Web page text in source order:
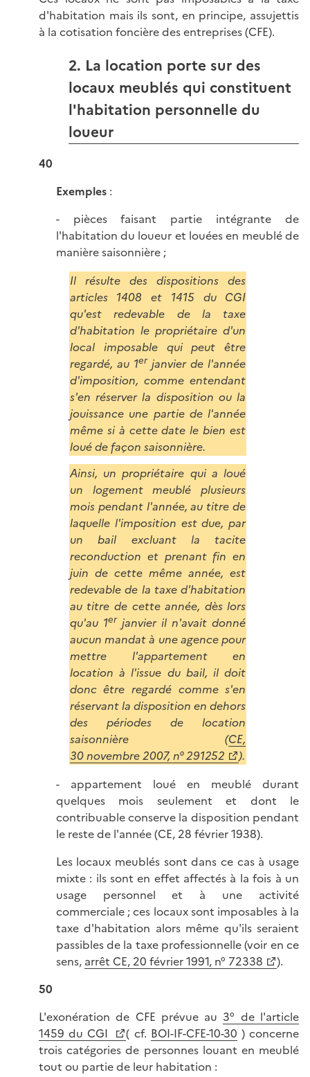
d'habitation mais ils sont, en principe, assujettis
à la cotisation foncière des entreprises (CFE).
2. La location porte sur des
locaux meublés qui constituent
l'habitation personnelle du
loueur
40
Exemples:
- pièces faisant partie intégrante de
l'habitation du loueur et louées en meublé de
manière saisonnière ;
Il résulte des dispositions des
articles 1408 et 1415 du CGI
qu'est redevable de la taxe
d'habitation le propriétaire d'un
local imposable qui peut être
regardé, au 1erjanvier de l'année
d'imposition, comme entendant
s'en réserver la disposition ou la
jouissance une partie de l'année
même si à cette date le bien est
loué de façon saisonnière.
Ainsi, un propriétaire qui a loué
un logement meublé plusieurs
mois pendant l'année, au titre de
laquelle l'imposition est due, par
un bail excluant la tacite
reconduction et prenant fin en
juin de cette même année, est
redevable de la taxe d'habitation
au titre de cette année, dès lors
qu'au 1erjanvier il n'avait donné
aucun mandat à une agence pour
mettre l'appartement en
location à l'issue du bail, il doit
donc être regardé comme s'en
réservant la disposition en dehors
des périodes de location
saisonnière (CE,
30 novembre 2007, n° 291252
).
- appartement loué en meublé durant
quelques mois seulement et dont le
contribuable conserve la disposition pendant
le reste de l'année (CE, 28 février 1938).
Les locaux meublés sont dans ce cas à usage
mixte : ils sont en effet affectés à la fois à un
usage personnel et à une activité
commerciale ; ces locaux sont imposables à la
taxe d'habitation alors même qu'ils seraient
passibles de la taxe professionnelle (voir en ce
sens, arrêt CE, 20 février 1991, n° 72338
).
50
L'exonération de CFE prévue au 3° de l'article
1459 du CGI
( cf. BOI-IF-CFE-10-30 ) concerne
trois catégories de personnes louant en meublé
tout ou partie de leur habitation :